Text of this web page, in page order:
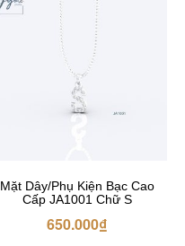
Mặt Dây/Phụ Kiện Bạc Cao
Cấp JA1001 Chữ S
650.000₫